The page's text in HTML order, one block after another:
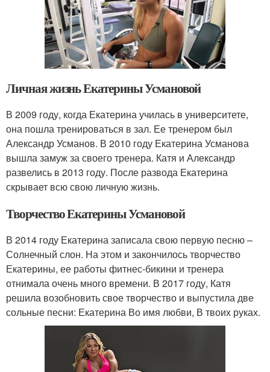
Личная жизнь Екатерины Усмановой
В 2009 году, когда Екатерина училась в университете,
она пошла тренироваться в зал. Ее тренером был
Александр Усманов. В 2010 году Екатерина Усманова
вышла замуж за своего тренера. Катя и Александр
развелись в 2013 году. После развода Екатерина
скрывает всю свою личную жизнь.
Творчество Екатерины Усмановой
В 2014 году Екатерина записала свою первую песню –
Солнечный слон. На этом и закончилось творчество
Екатерины, ее работы фитнес-бикини и тренера
отнимала очень много времени. В 2017 году, Катя
решила возобновить свое творчество и выпустила две
сольные песни: Екатерина Во имя любви, В твоих руках.